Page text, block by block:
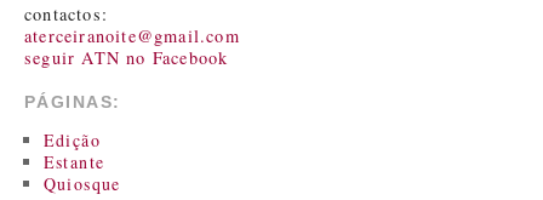
contactos:
aterceiranoite@gmail.com
seguir ATN no Facebook
PÁGINAS:
Edição
Estante
Quiosque